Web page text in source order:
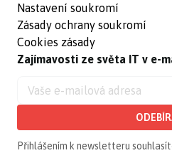
Nastavení soukromí
Zásady ochrany soukromí
Cookies zásady
Zajímavosti ze světa IT v e-
Přihlášením k newsletteru